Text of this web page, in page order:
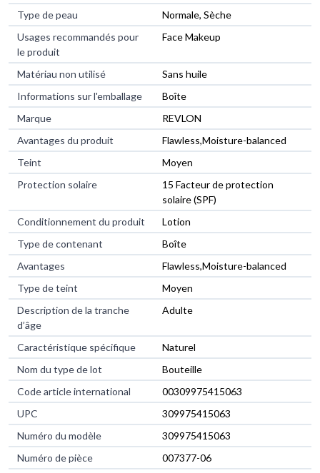
Type de peau
Normale, Sèche
Usages recommandés pour
le produit
Face Makeup
Matériau non utilisé
Sans huile
Informations sur l'emballage
Boîte
Marque
REVLON
Avantages du produit
Flawless,Moisture-balanced
Teint
Moyen
Protection solaire
15 Facteur de protection
solaire (SPF)
Conditionnement du produit
Lotion
Type de contenant
Boîte
Avantages
Flawless,Moisture-balanced
Type de teint
Moyen
Description de la tranche
d’âge
Adulte
Caractéristique spécifique
Naturel
Nom du type de lot
Bouteille
Code article international
00309975415063
UPC
309975415063
Numéro du modèle
309975415063
Numéro de pièce
007377-06